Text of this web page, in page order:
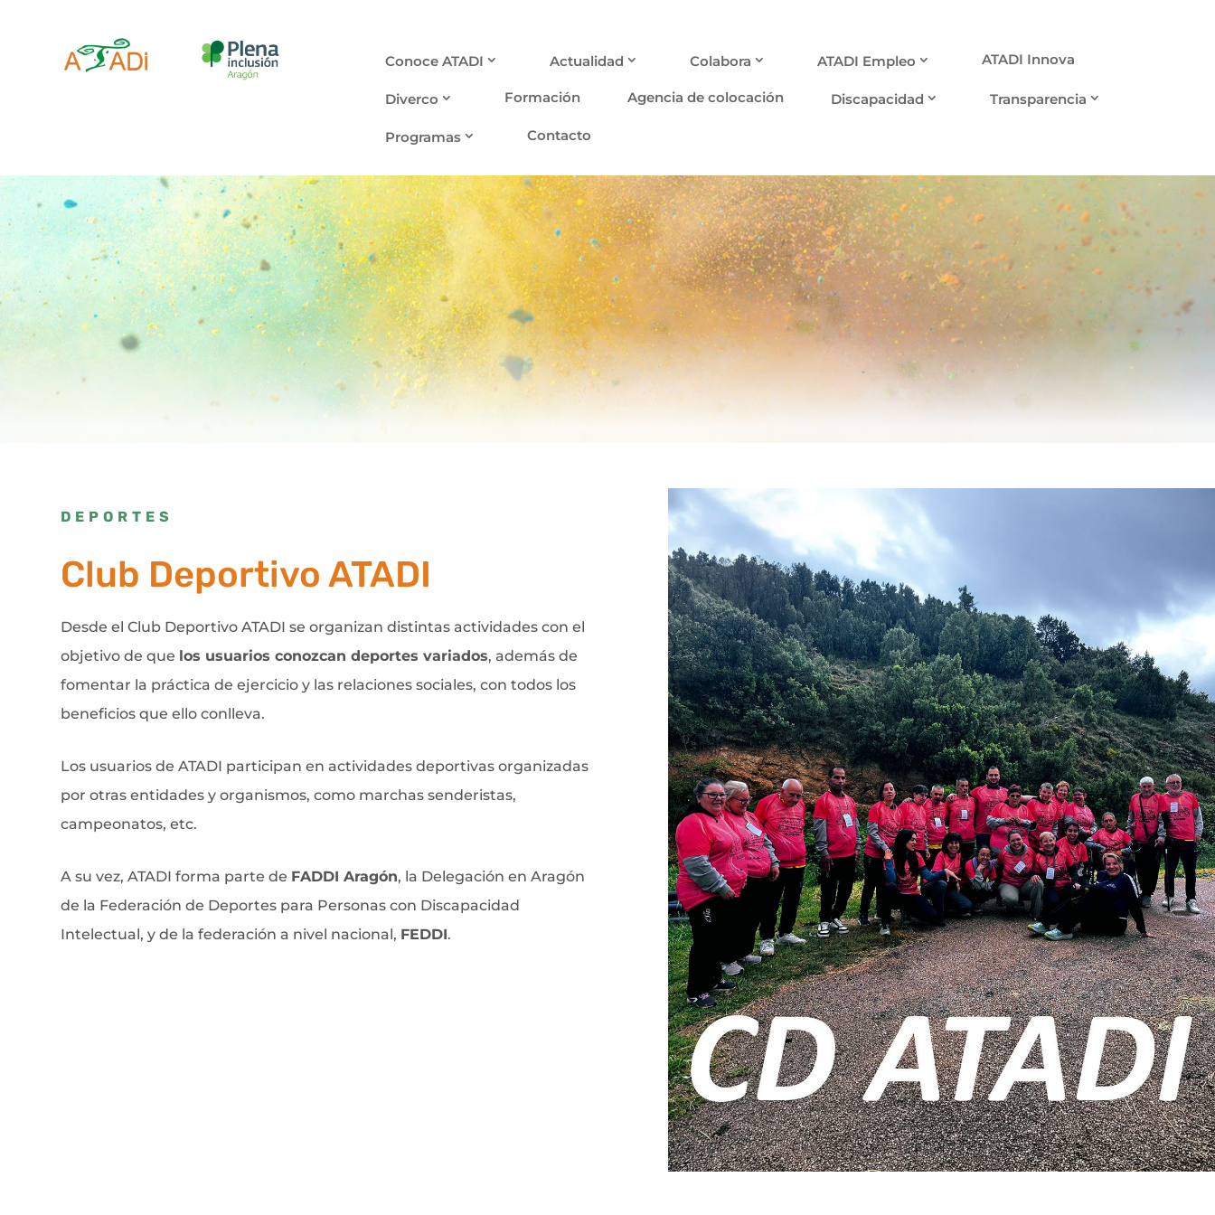
Conoce ATADI Actualidad Colabora ATADI Empleo ATADI Innova
Diverco Formación Agencia de colocación Discapacidad Transparencia
Programas Contacto
Club Deportivo ATADI
DEPORTES
Club Deportivo ATADI
Desde el Club Deportivo ATADI se organizan distintas actividades con el
objetivo de que los usuarios conozcan deportes variados, además de
fomentar la práctica de ejercicio y las relaciones sociales, con todos los
beneficios que ello conlleva.
Los usuarios de ATADI participan en actividades deportivas organizadas
por otras entidades y organismos, como marchas senderistas,
campeonatos, etc.
A su vez, ATADI forma parte de FADDI Aragón, la Delegación en Aragón
de la Federación de Deportes para Personas con Discapacidad
Intelectual, y de la federación a nivel nacional, FEDDI.